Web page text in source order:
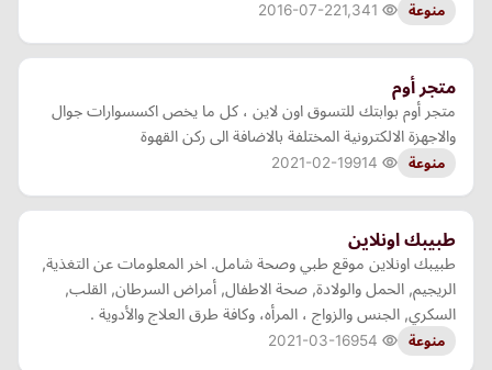
منوعة 2016-07-22
متجر أوم
متجر أوم بوابتك للتسوق اون لاين ، كل ما يخص اكسسوارات جوال
والاجهزة الالكترونية المختلفة بالاضافة الى ركن القهوة
منوعة 2021-02-19
طبيبك اونلاين
طبيبك اونلاين موقع طبي وصحة شامل. اخر المعلومات عن التغذية,
الريجيم, الحمل والولادة, صحة الاطفال, أمراض السرطان, القلب,
السكري, الجنس والزواج ، المرأه، وكافة طرق العلاج والأدوية .
منوعة 2021-03-16